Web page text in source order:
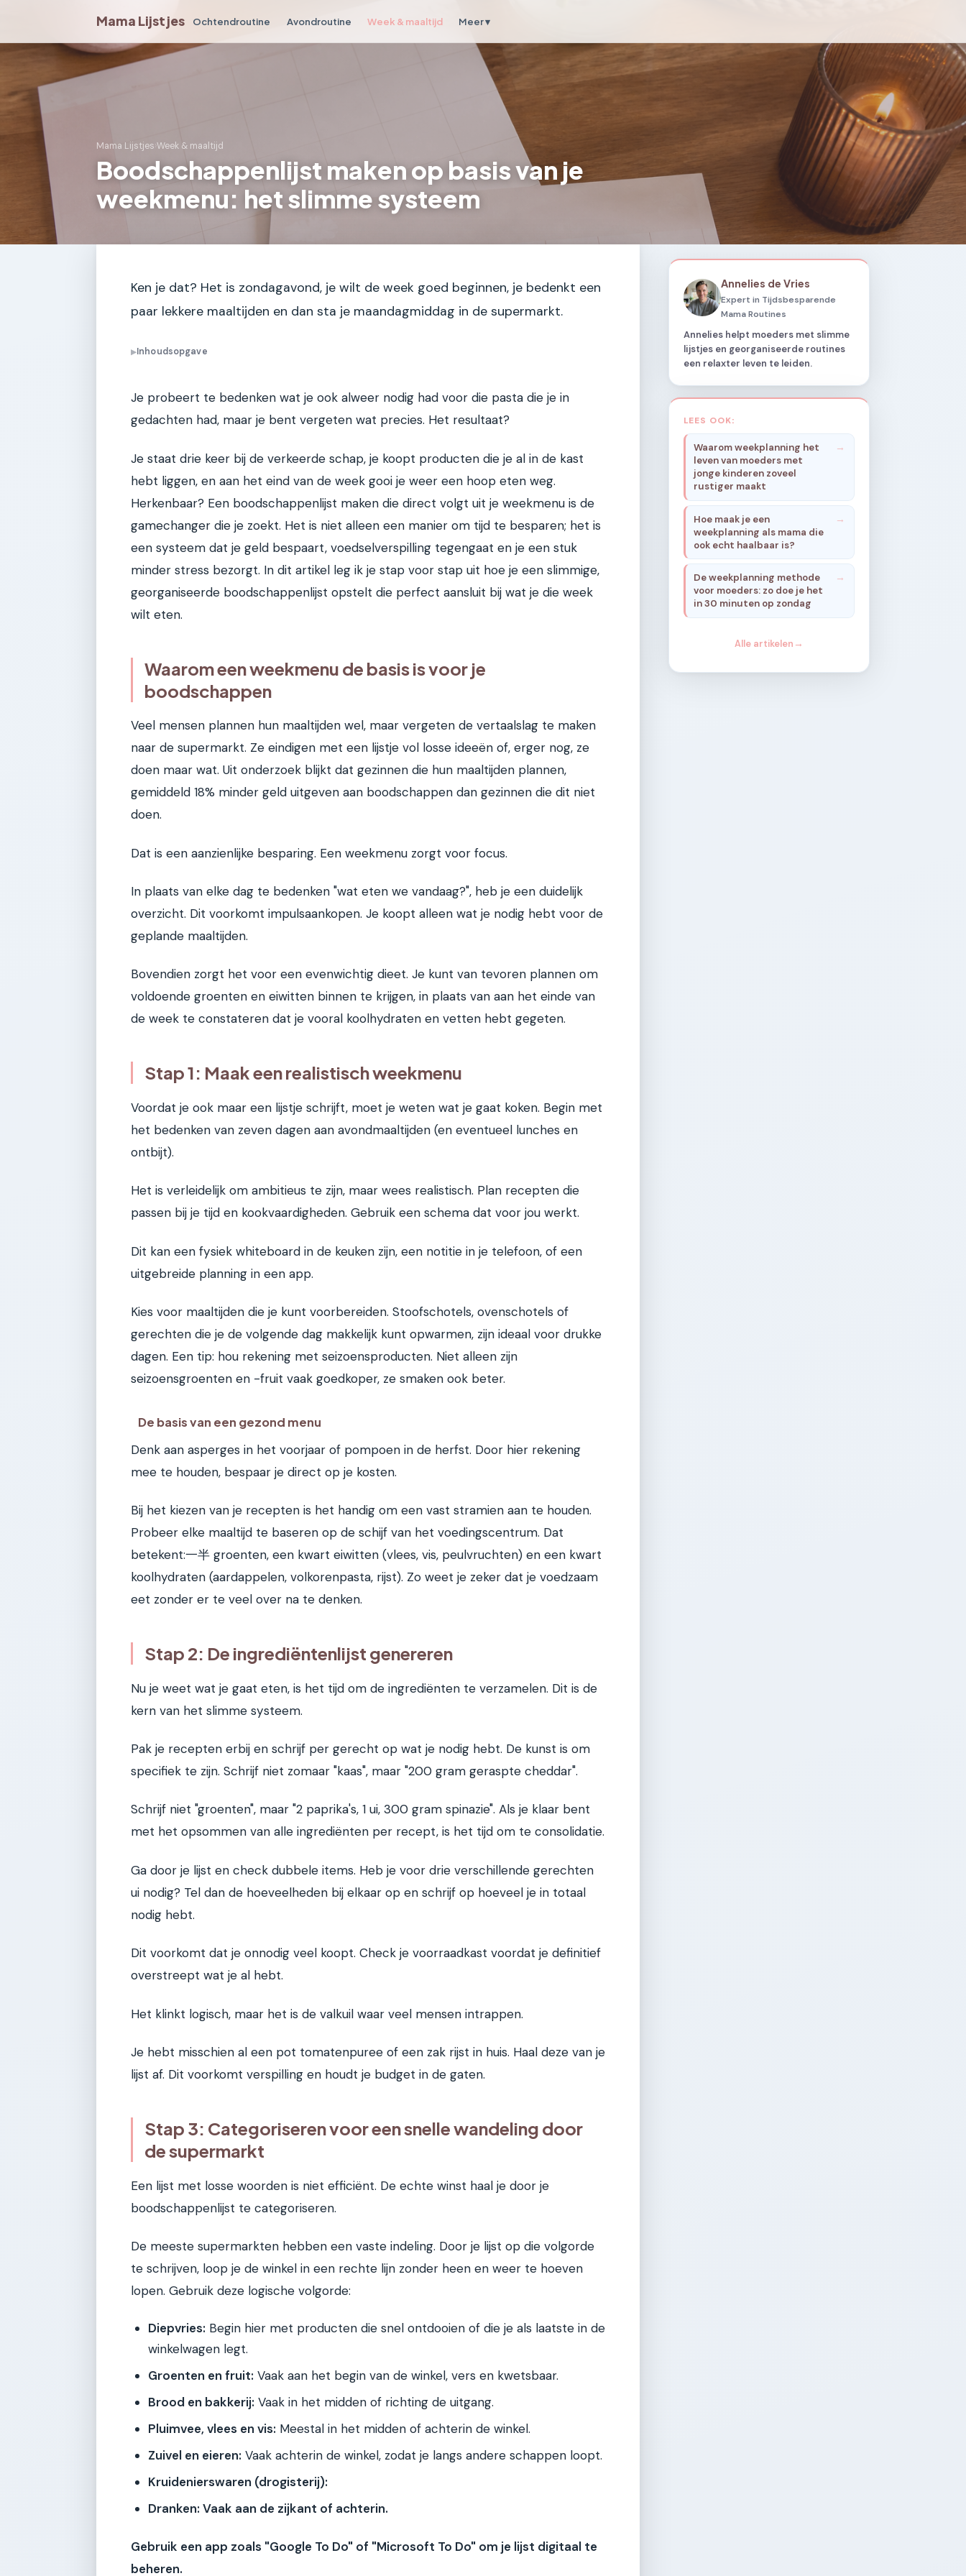
Mama Lijstjes Ochtendroutine Avondroutine Week & maaltijd Meer ▾
Mama Lijstjes Week & maaltijd
Boodschappenlijst maken op basis van je
weekmenu: het slimme systeem
Ken je dat? Het is zondagavond, je wilt de week goed beginnen, je bedenkt een
paar lekkere maaltijden en dan sta je maandagmiddag in de supermarkt.
▶Inhoudsopgave
Je probeert te bedenken wat je ook alweer nodig had voor die pasta die je in
gedachten had, maar je bent vergeten wat precies. Het resultaat?
Je staat drie keer bij de verkeerde schap, je koopt producten die je al in de kast
hebt liggen, en aan het eind van de week gooi je weer een hoop eten weg.
Herkenbaar? Een boodschappenlijst maken die direct volgt uit je weekmenu is de
gamechanger die je zoekt. Het is niet alleen een manier om tijd te besparen; het is
een systeem dat je geld bespaart, voedselverspilling tegengaat en je een stuk
minder stress bezorgt. In dit artikel leg ik je stap voor stap uit hoe je een slimmige,
georganiseerde boodschappenlijst opstelt die perfect aansluit bij wat je die week
wilt eten.
Waarom een weekmenu de basis is voor je
boodschappen
Veel mensen plannen hun maaltijden wel, maar vergeten de vertaalslag te maken
naar de supermarkt. Ze eindigen met een lijstje vol losse ideeën of, erger nog, ze
doen maar wat. Uit onderzoek blijkt dat gezinnen die hun maaltijden plannen,
gemiddeld 18% minder geld uitgeven aan boodschappen dan gezinnen die dit niet
doen.
Dat is een aanzienlijke besparing. Een weekmenu zorgt voor focus.
In plaats van elke dag te bedenken "wat eten we vandaag?", heb je een duidelijk
overzicht. Dit voorkomt impulsaankopen. Je koopt alleen wat je nodig hebt voor de
geplande maaltijden.
Bovendien zorgt het voor een evenwichtig dieet. Je kunt van tevoren plannen om
voldoende groenten en eiwitten binnen te krijgen, in plaats van aan het einde van
de week te constateren dat je vooral koolhydraten en vetten hebt gegeten.
Stap 1: Maak een realistisch weekmenu
Voordat je ook maar een lijstje schrijft, moet je weten wat je gaat koken. Begin met
het bedenken van zeven dagen aan avondmaaltijden (en eventueel lunches en
ontbijt).
Het is verleidelijk om ambitieus te zijn, maar wees realistisch. Plan recepten die
passen bij je tijd en kookvaardigheden. Gebruik een schema dat voor jou werkt.
Dit kan een fysiek whiteboard in de keuken zijn, een notitie in je telefoon, of een
uitgebreide planning in een app.
Kies voor maaltijden die je kunt voorbereiden. Stoofschotels, ovenschotels of
gerechten die je de volgende dag makkelijk kunt opwarmen, zijn ideaal voor drukke
dagen. Een tip: hou rekening met seizoensproducten. Niet alleen zijn
seizoensgroenten en -fruit vaak goedkoper, ze smaken ook beter.
De basis van een gezond menu
Denk aan asperges in het voorjaar of pompoen in de herfst. Door hier rekening
mee te houden, bespaar je direct op je kosten.
Bij het kiezen van je recepten is het handig om een vast stramien aan te houden.
Probeer elke maaltijd te baseren op de schijf van het voedingscentrum. Dat
betekent:一半 groenten, een kwart eiwitten (vlees, vis, peulvruchten) en een kwart
koolhydraten (aardappelen, volkorenpasta, rijst). Zo weet je zeker dat je voedzaam
eet zonder er te veel over na te denken.
Stap 2: De ingrediëntenlijst genereren
Nu je weet wat je gaat eten, is het tijd om de ingrediënten te verzamelen. Dit is de
kern van het slimme systeem.
Pak je recepten erbij en schrijf per gerecht op wat je nodig hebt. De kunst is om
specifiek te zijn. Schrijf niet zomaar "kaas", maar "200 gram geraspte cheddar".
Schrijf niet "groenten", maar "2 paprika's, 1 ui, 300 gram spinazie". Als je klaar bent
met het opsommen van alle ingrediënten per recept, is het tijd om te consolidatie.
Ga door je lijst en check dubbele items. Heb je voor drie verschillende gerechten
ui nodig? Tel dan de hoeveelheden bij elkaar op en schrijf op hoeveel je in totaal
nodig hebt.
Dit voorkomt dat je onnodig veel koopt. Check je voorraadkast voordat je definitief
overstreept wat je al hebt.
Het klinkt logisch, maar het is de valkuil waar veel mensen intrappen.
Je hebt misschien al een pot tomatenpuree of een zak rijst in huis. Haal deze van je
lijst af. Dit voorkomt verspilling en houdt je budget in de gaten.
Stap 3: Categoriseren voor een snelle wandeling door
de supermarkt
Een lijst met losse woorden is niet efficiënt. De echte winst haal je door je
boodschappenlijst te categoriseren.
De meeste supermarkten hebben een vaste indeling. Door je lijst op die volgorde
te schrijven, loop je de winkel in een rechte lijn zonder heen en weer te hoeven
lopen. Gebruik deze logische volgorde:
Diepvries: Begin hier met producten die snel ontdooien of die je als laatste in de
winkelwagen legt.
Groenten en fruit: Vaak aan het begin van de winkel, vers en kwetsbaar.
Brood en bakkerij: Vaak in het midden of richting de uitgang.
Pluimvee, vlees en vis: Meestal in het midden of achterin de winkel.
Zuivel en eieren: Vaak achterin de winkel, zodat je langs andere schappen loopt.
Kruidenierswaren (drogisterij):
Dranken: Vaak aan de zijkant of achterin.
Gebruik een app zoals "Google To Do" of "Microsoft To Do" om je lijst digitaal te
beheren.
Annelies de Vries
Expert in Tijdsbesparende
Mama Routines
Annelies helpt moeders met slimme
lijstjes en georganiseerde routines
een relaxter leven te leiden.
LEES OOK:
Waarom weekplanning het
leven van moeders met
jonge kinderen zoveel
rustiger maakt
Hoe maak je een
weekplanning als mama die
ook echt haalbaar is?
De weekplanning methode
voor moeders: zo doe je het
in 30 minuten op zondag
Alle artikelen